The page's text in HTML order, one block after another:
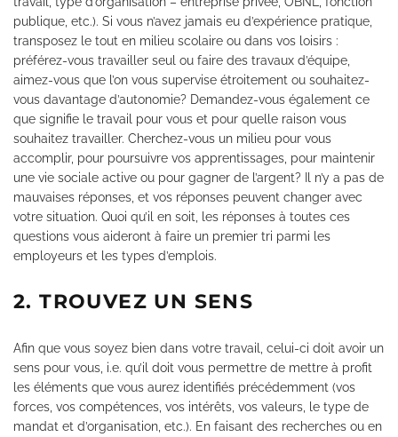
publique, etc.). Si vous n’avez jamais eu d’expérience pratique,
transposez le tout en milieu scolaire ou dans vos loisirs :
préférez-vous travailler seul ou faire des travaux d’équipe,
aimez-vous que l’on vous supervise étroitement ou souhaitez-
vous davantage d’autonomie? Demandez-vous également ce
que signifie le travail pour vous et pour quelle raison vous
souhaitez travailler. Cherchez-vous un milieu pour vous
accomplir, pour poursuivre vos apprentissages, pour maintenir
une vie sociale active ou pour gagner de l’argent? Il n’y a pas de
mauvaises réponses, et vos réponses peuvent changer avec
votre situation. Quoi qu’il en soit, les réponses à toutes ces
questions vous aideront à faire un premier tri parmi les
employeurs et les types d’emplois.
2. TROUVEZ UN SENS
Afin que vous soyez bien dans votre travail, celui-ci doit avoir un
sens pour vous, i.e. qu’il doit vous permettre de mettre à profit
les éléments que vous aurez identifiés précédemment (vos
forces, vos compétences, vos intérêts, vos valeurs, le type de
mandat et d’organisation, etc.). En faisant des recherches ou en